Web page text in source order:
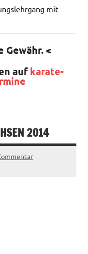
mit
Gewähr. <
aufkarate-
2014